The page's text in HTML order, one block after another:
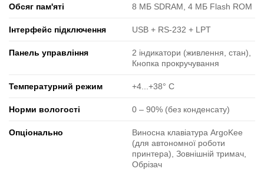
Обсяг пам'яті 8 МБ SDRAM, 4 МБ Flash ROM
Інтерфейс підключення USB + RS-232 + LPT
Панель управління
2 індикатори (живлення, стан),
Кнопка прокручування
Температурний режим +4...+38° C
Норми вологості 0 ‒ 90% (без конденсату)
Опціонально
Виносна клавіатура ArgoKee
(для автономної роботи
принтера), Зовнішній тримач,
Обрізач